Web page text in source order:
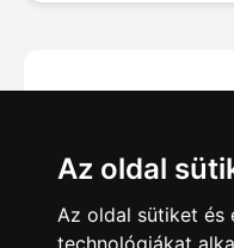
Az oldal
Az oldal sütiket és
technológiákat